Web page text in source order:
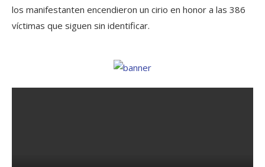
los manifestanten encendieron un cirio en honor a las 386
víctimas que siguen sin identificar.